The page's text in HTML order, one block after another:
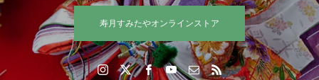
寿月すみたやオンラインストア